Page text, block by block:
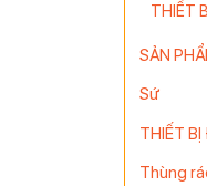
THIẾT
SẢN
Sứ
THIẾT BỊ
Thùng